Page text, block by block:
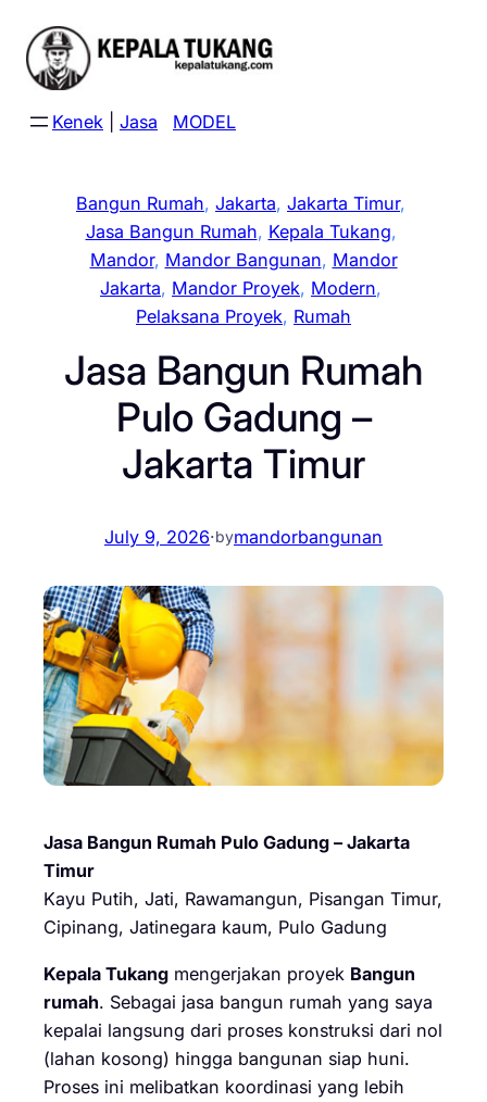
content
Kenek Jasa MODEL
Bangun Rumah, Jakarta, Jakarta Timur
Jasa Bangun Rumah, Kepala Tukang
Mandor, Mandor Bangunan, Mandor
Jakarta, Mandor Proyek, Modern
Pelaksana Proyek, Rumah
Jasa Bangun Rumah
Pulo Gadung –
Jakarta Timur
July 9, 2026·bymandorbangunan
Jasa Bangun Rumah Pulo Gadung – Jakarta
Timur
Kayu Putih, Jati, Rawamangun, Pisangan Timur,
Cipinang, Jatinegara kaum, Pulo Gadung
Kepala Tukang mengerjakan proyek Bangun
rumah. Sebagai jasa bangun rumah yang saya
kepalai langsung dari proses konstruksi dari nol
(lahan kosong) hingga bangunan siap huni.
Proses ini melibatkan koordinasi yang lebih